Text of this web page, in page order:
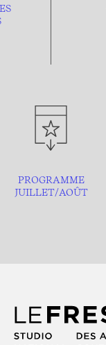
PROGRAMME
JUILLET/AOÛT